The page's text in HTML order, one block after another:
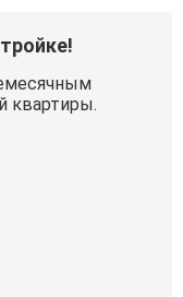
квартиры.